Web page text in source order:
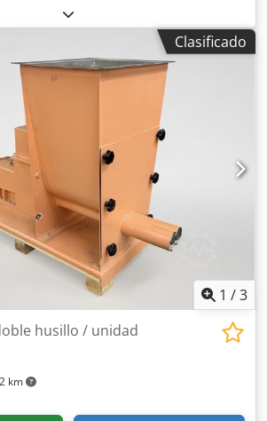
volumétrica: granulado, polvo y
una selección de sistemas de
completamente funcionales que
gránulos, polvo y triturado. •
Disponemos de diferentes
en stock que se pueden
del material y aplicación. • Opción
probaremos los dispositivos de
material para asegurarnos de que
• Función confiable: Todos los
y listos para su uso inmediato.
a encontrar el dispensador
¡Estaremos encantados de
pregunta o asesorarte!
Clasificado
1 /3
km
husillo / unidad